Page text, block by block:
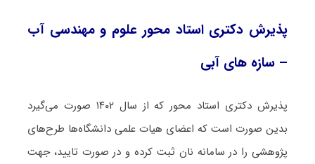
پذیرش دکتری استاد محور علوم و مهندسی آب
– سازه ‌های آبی
پذیرش دکتری استاد محور که از سال ۱۴۰۲ صورت می‌گیرد
بدین صورت است که اعضای هیات علمی دانشگاه‌ها طرح‌های
پژوهشی را در سامانه نان ثبت کرده و در صورت تایید، جهت